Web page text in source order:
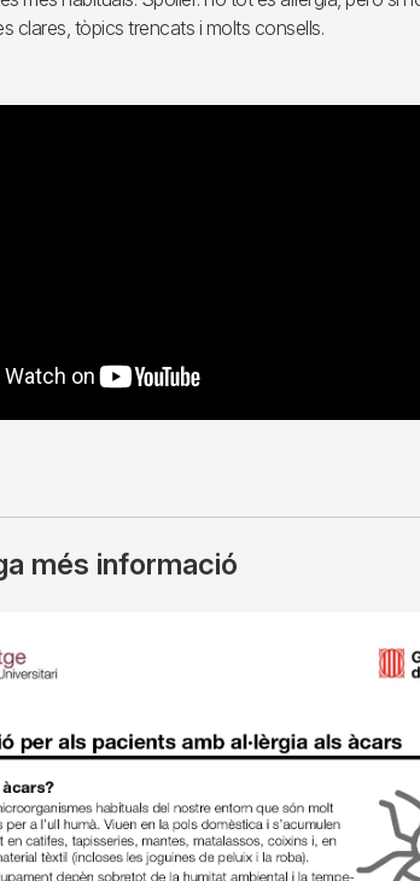
clares, tòpics trencats i molts consells.
més informació